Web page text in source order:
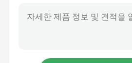
티타늄 잉곳